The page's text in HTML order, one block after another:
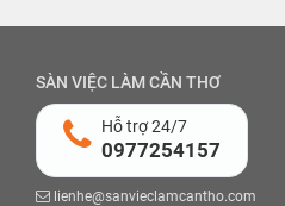
SÀN VIỆC LÀM CẦN THƠ
Hỗ trợ 24/7
0977254157
lienhe@sanvieclamcantho.com